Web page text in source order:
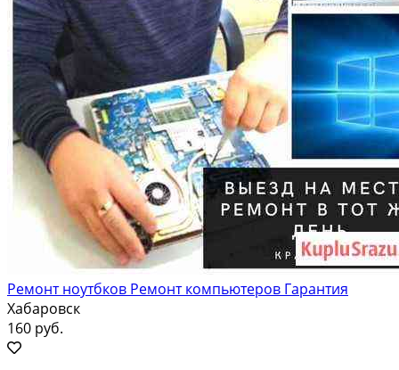
Ремонт ноутбков Ремонт компьютеров Гарантия
Хабаровск
160 руб.